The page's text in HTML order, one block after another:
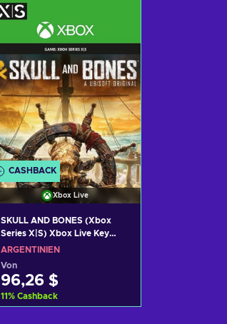
CASHBACK
Xbox Live
SKULL AND BONES (Xbox
Series X|S) Xbox Live Key
ARGENTINA
ARGENTINIEN
Von
96,26 $
11% Cashback